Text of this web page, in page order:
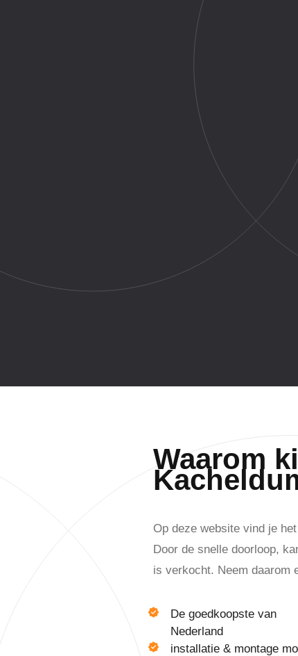
Waarom
Op deze website vind je
Door de snelle doorloop,
is verkocht. Neem daarom
De goedkoopste van
Nederland
installatie & montage